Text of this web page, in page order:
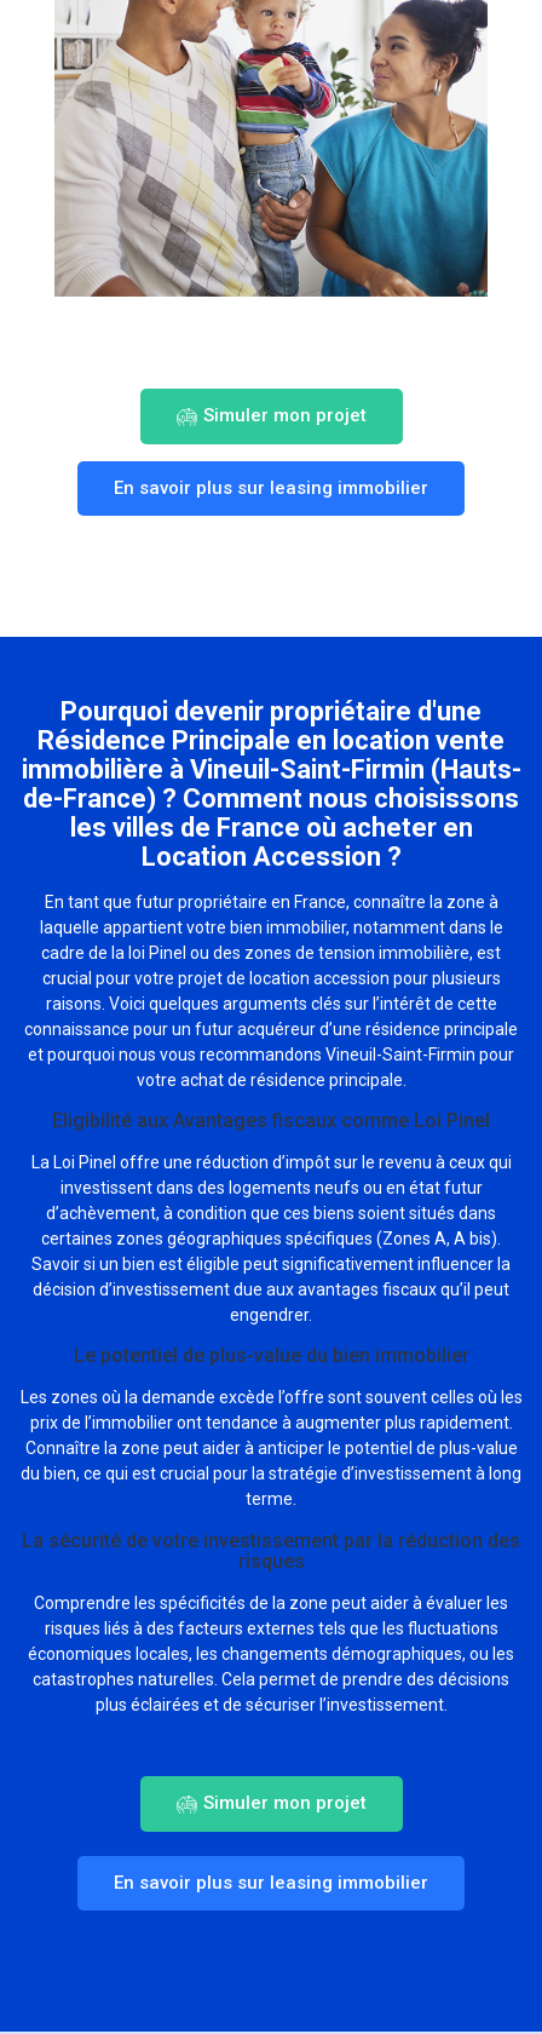
Simuler mon projet
En savoir plus sur leasing immobilier
Pourquoi devenir propriétaire d'une
Résidence Principale en location vente
immobilière à Vineuil-Saint-Firmin (Hauts-
de-France) ? Comment nous choisissons
les villes de France où acheter en
Location Accession ?
En tant que futur propriétaire en France, connaître la zone à
laquelle appartient votre bien immobilier, notamment dans le
cadre de la loi Pinel ou des zones de tension immobilière, est
crucial pour votre projet de location accession pour plusieurs
raisons. Voici quelques arguments clés sur l’intérêt de cette
connaissance pour un futur acquéreur d’une résidence principale
et pourquoi nous vous recommandons Vineuil-Saint-Firmin pour
votre achat de résidence principale.
Eligibilité aux Avantages fiscaux comme Loi Pinel
La Loi Pinel offre une réduction d’impôt sur le revenu à ceux qui
investissent dans des logements neufs ou en état futur
d’achèvement, à condition que ces biens soient situés dans
certaines zones géographiques spécifiques (Zones A, A bis).
Savoir si un bien est éligible peut significativement influencer la
décision d’investissement due aux avantages fiscaux qu’il peut
engendrer.
Le potentiel de plus-value du bien immobilier
Les zones où la demande excède l’offre sont souvent celles où les
prix de l’immobilier ont tendance à augmenter plus rapidement.
Connaître la zone peut aider à anticiper le potentiel de plus-value
du bien, ce qui est crucial pour la stratégie d’investissement à long
terme.
La sécurité de votre investissement par la réduction des
risques
Comprendre les spécificités de la zone peut aider à évaluer les
risques liés à des facteurs externes tels que les fluctuations
économiques locales, les changements démographiques, ou les
catastrophes naturelles. Cela permet de prendre des décisions
plus éclairées et de sécuriser l’investissement.
Simuler mon projet
En savoir plus sur leasing immobilier